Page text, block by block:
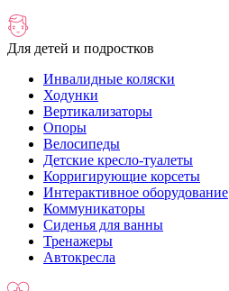
Для детей и подростков
Инвалидные коляски
Ходунки
Вертикализаторы
Опоры
Велосипеды
Детские кресло-туалеты
Корригирующие корсеты
Интерактивное оборудование
Коммуникаторы
Сиденья для ванны
Тренажеры
Автокресла